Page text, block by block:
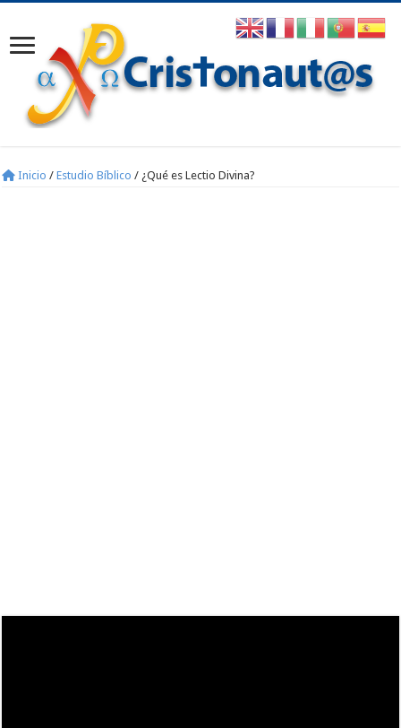
Inicio / Estudio Bíblico / ¿Qué es Lectio Divina?